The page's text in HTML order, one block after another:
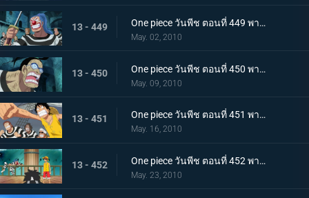
13 - 449 One piece วันพีช ตอนที่ 449 พากย์ไทย อุบายของมาเจลแลน! แผนป้องกันการแหกคุก!
May. 02, 2010
13 - 450 One piece วันพีช ตอนที่ 450 พากย์ไทย ทีมแหกคุกจนมุม! การขัดขวางของปีศาจพิษร้าย!
May. 09, 2010
13 - 451 One piece วันพีช ตอนที่ 451 พากย์ไทย ปาฏิหาริย์ครั้งสุดท้าย! บุกทะลวงประตูแห่งความยุติธรรม!
May. 16, 2010
13 - 452 One piece วันพีช ตอนที่ 452 พากย์ไทย เป้าหมายคือศูนย์ใหญ่กองทัพเรือ! เตรียมออกเรือไปช่วยเอส!
May. 23, 2010